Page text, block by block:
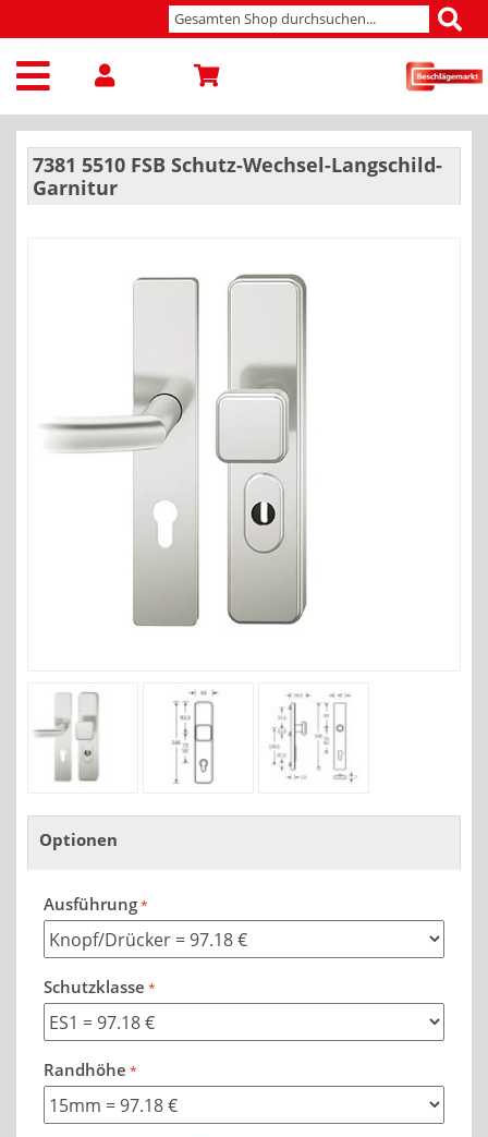
7381 5510 FSB Schutz-Wechsel-Langschild-
Garnitur
Optionen
Ausführung
Schutzklasse
Randhöhe